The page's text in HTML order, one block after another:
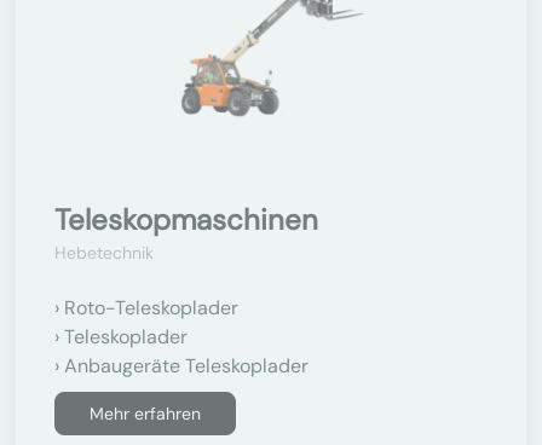
Teleskopmaschinen
Hebetechnik
Roto-Teleskoplader
Teleskoplader
Anbaugeräte Teleskoplader
Mehr erfahren